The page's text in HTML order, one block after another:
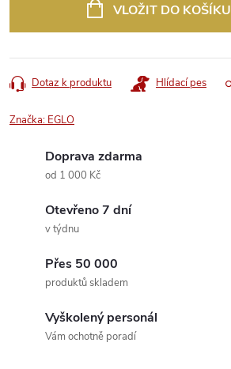
VLOŽIT DO KOŠÍKU
Dotaz k produktu Hlídací pes
Značka: EGLO
Doprava zdarma
od 1 000 Kč
Otevřeno 7 dní
v týdnu
Přes 50 000
produktů skladem
Vyškolený personál
Vám ochotně poradí